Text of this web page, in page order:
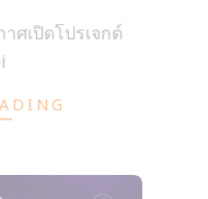
ศเปิดโปรเจกต์